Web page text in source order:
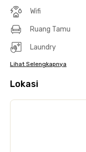
Wifi
Ruang Tamu
Laundry
Lihat Selengkapnya
Lokasi